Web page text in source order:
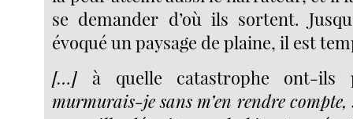
se demander d’où ils sortent.
évoqué un paysage de plaine, il est
[…] à quelle catastrophe ont-ils
murmurais-je sans m’en rendre